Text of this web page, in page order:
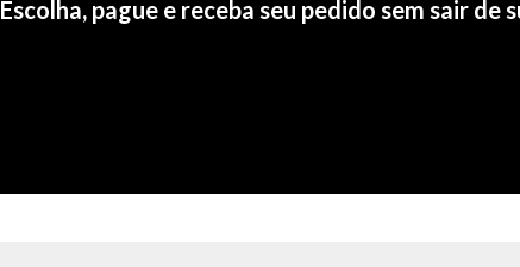
Escolha, pague e receba seu pedido sem sair de